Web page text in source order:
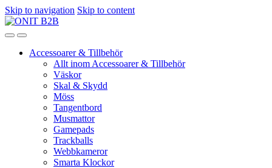
Skip to navigation Skip to content
Accessoarer & Tillbehör
Allt inom Accessoarer & Tillbehör
Väskor
Skal & Skydd
Möss
Tangentbord
Musmattor
Gamepads
Trackballs
Webbkameror
Smarta Klockor